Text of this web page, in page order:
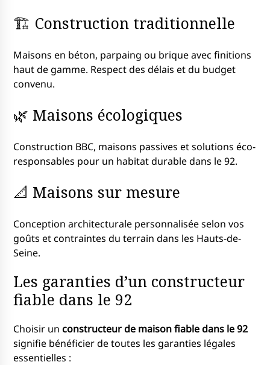
🏗️ Construction traditionnelle
Maisons en béton, parpaing ou brique avec finitions
haut de gamme. Respect des délais et du budget
convenu.
🌿 Maisons écologiques
Construction BBC, maisons passives et solutions éco-
responsables pour un habitat durable dans le 92.
📐 Maisons sur mesure
Conception architecturale personnalisée selon vos
goûts et contraintes du terrain dans les Hauts-de-
Seine.
Les garanties d’un constructeur
fiable dans le 92
Choisir unconstructeur de maison fiable dans le 92
signifie bénéficier de toutes les garanties légales
essentielles :